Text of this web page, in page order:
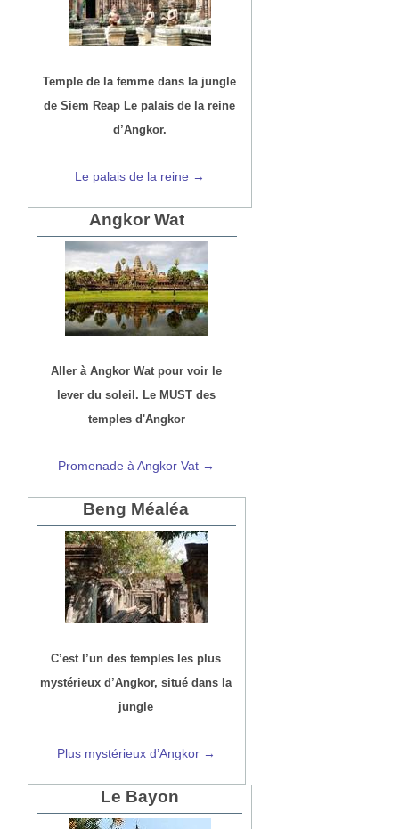
Temple de la femme dans la jungle
de Siem Reap Le palais de la reine
d’Angkor.
Le palais de la reine →
Angkor Wat
Aller à Angkor Wat pour voir le
lever du soleil. Le MUST des
temples d'Angkor
Promenade à Angkor Vat →
Beng Méaléa
C’est l’un des temples les plus
mystérieux d’Angkor, situé dans la
jungle
Plus mystérieux d’Angkor →
Le Bayon